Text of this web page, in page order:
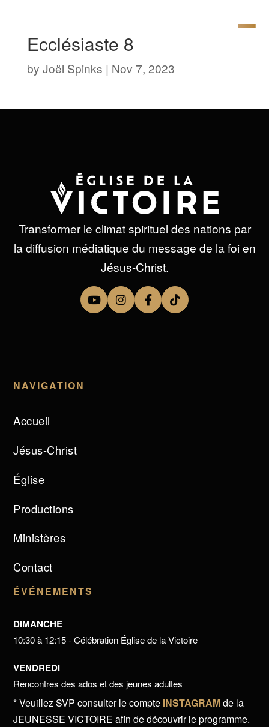
Ecclésiaste 8
by Joël Spinks | Nov 7, 2023
Transformer le climat spirituel des nations par
la diffusion médiatique du message de la foi en
Jésus-Christ.
NAVIGATION
Accueil
Jésus-Christ
Église
Productions
Ministères
Contact
ÉVÉNEMENTS
DIMANCHE
10:30 à 12:15 - Célébration Église de la Victoire
VENDREDI
Rencontres des ados et des jeunes adultes
* Veuillez SVP consulter le compte INSTAGRAMde la
JEUNESSE VICTOIRE afin de découvrir le programme.